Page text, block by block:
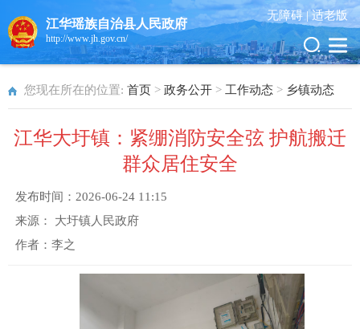
江华瑶族自治县人民政府
http://www.jh.gov.cn/
无障碍 |适老版
您现在所在的位置: 首页 > 政务公开 > 工作动态 > 乡镇动态
江华大圩镇：紧绷消防安全弦 护航搬迁
群众居住安全
发布时间： 2026-06-24 11:15
来源： 大圩镇人民政府
作者： 李之